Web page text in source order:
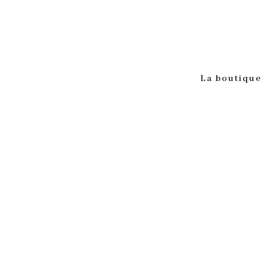
La boutique